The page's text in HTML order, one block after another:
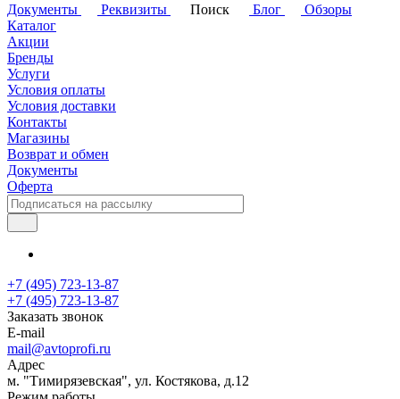
Документы
Реквизиты Поиск Блог
Обзоры
Каталог
Акции
Бренды
Услуги
Условия оплаты
Условия доставки
Контакты
Магазины
Возврат и обмен
Документы
Оферта
+7 (495) 723-13-87
+7 (495) 723-13-87
Заказать звонок
E-mail
mail@avtoprofi.ru
Адрес
м. "Тимирязевская", ул. Костякова, д.12